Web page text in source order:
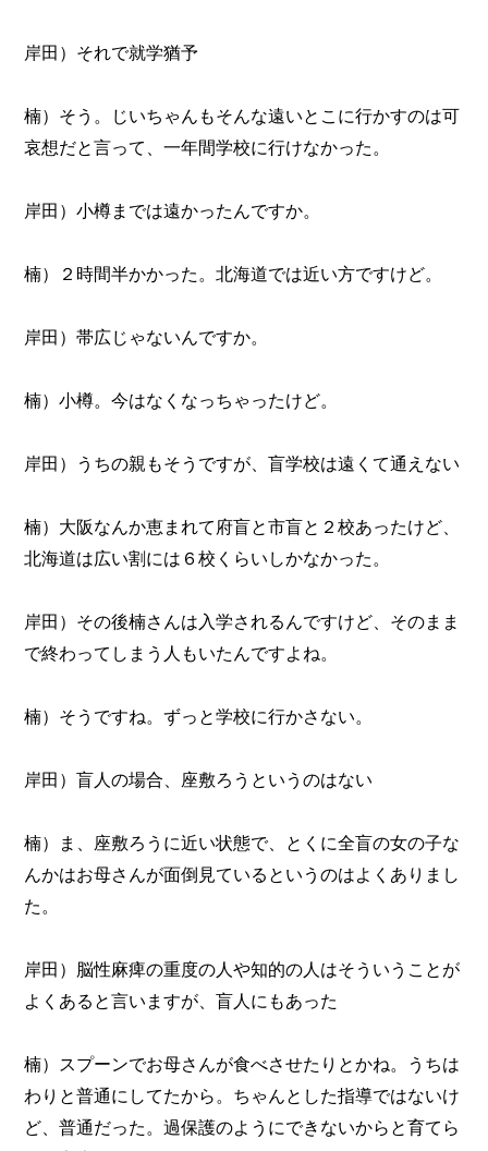
岸田）それで就学猶予
楠）そう。じいちゃんもそんな遠いとこに行かすのは可
哀想だと言って、一年間学校に行けなかった。
岸田）小樽までは遠かったんですか。
楠）２時間半かかった。北海道では近い方ですけど。
岸田）帯広じゃないんですか。
楠）小樽。今はなくなっちゃったけど。
岸田）うちの親もそうですが、盲学校は遠くて通えない
楠）大阪なんか恵まれて府盲と市盲と２校あったけど、
北海道は広い割には６校くらいしかなかった。
岸田）その後楠さんは入学されるんですけど、そのまま
で終わってしまう人もいたんですよね。
楠）そうですね。ずっと学校に行かさない。
岸田）盲人の場合、座敷ろうというのはない
楠）ま、座敷ろうに近い状態で、とくに全盲の女の子な
んかはお母さんが面倒見ているというのはよくありまし
た。
岸田）脳性麻痺の重度の人や知的の人はそういうことが
よくあると言いますが、盲人にもあった
楠）スプーンでお母さんが食べさせたりとかね。うちは
わりと普通にしてたから。ちゃんとした指導ではないけ
ど、普通だった。過保護のようにできないからと育てら